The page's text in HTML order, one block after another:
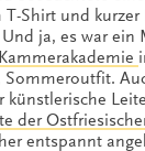
Shirt und kurzer
ja, es war ein
Sommeroutfit.
künstlerische
der
entspannt